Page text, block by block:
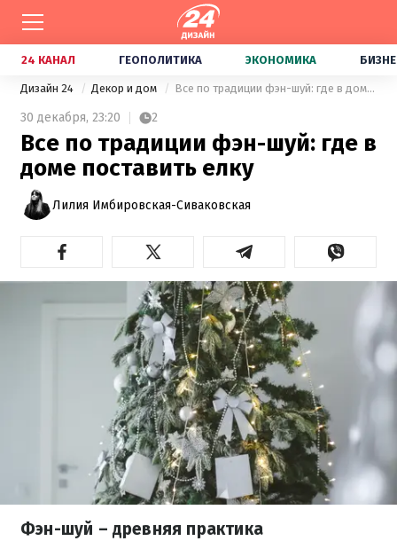
24 КАНАЛ ГЕОПОЛИТИКА ЭКОНОМИКА
Дизайн 24 Декор и дом Все по традиции фэн-шуй: где в доме поставить елку
30 декабря, 23:20 2
Все по традиции фэн-шуй: где в
доме поставить елку
Лилия Имбировская-Сиваковская
Фэн-шуй – древняя практика